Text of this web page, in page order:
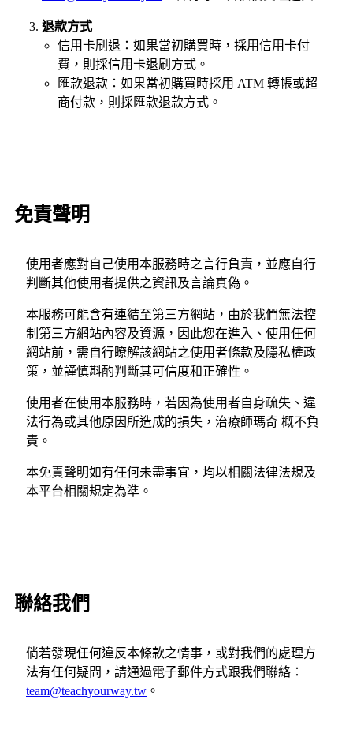
退款方式
信用卡刷退：如果當初購買時，採用信用卡付
費，則採信用卡退刷方式。
匯款退款：如果當初購買時採用 ATM 轉帳或超
商付款，則採匯款退款方式。
免責聲明
使用者應對自己使用本服務時之言行負責，並應自行
判斷其他使用者提供之資訊及言論真偽。
本服務可能含有連結至第三方網站，由於我們無法控
制第三方網站內容及資源，因此您在進入、使用任何
網站前，需自行瞭解該網站之使用者條款及隱私權政
策，並謹慎斟酌判斷其可信度和正確性。
使用者在使用本服務時，若因為使用者自身疏失、違
法行為或其他原因所造成的損失，治療師瑪奇 概不負
責。
本免責聲明如有任何未盡事宜，均以相關法律法規及
本平台相關規定為準。
聯絡我們
倘若發現任何違反本條款之情事，或對我們的處理方
法有任何疑問，請通過電子郵件方式跟我們聯絡：
team@teachyourway.tw 。